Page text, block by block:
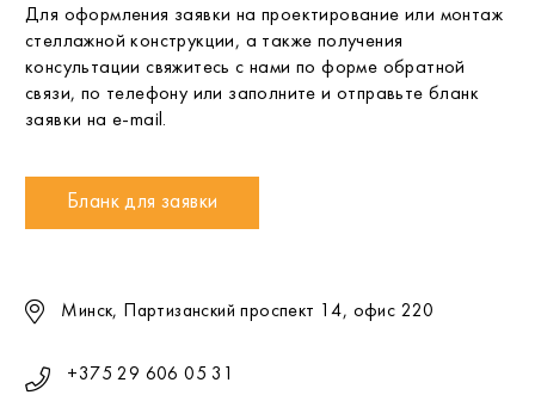
Для оформления заявки на проектирование или монтаж
стеллажной конструкции, а также получения
консультации свяжитесь с нами по форме обратной
связи, по телефону или заполните и отправьте бланк
заявки на e-mail.
Бланк для заявки
Минск, Партизанский проспект 14, офис 220
+375 29 606 05 31